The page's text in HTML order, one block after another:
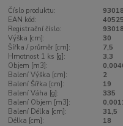
Číslo produktu:
93018
EAN kód:
Registrační číslo:
93018
Výška [cm]:
30
Šířka / průměr [cm]:
7,5
Hmotnost 1 ks [g]:
3,3
Objem [m3]:
Balení Výška [cm]:
2
Balení Šířka [cm]:
19
Balení Váha [g]:
335
Balení Objem [m3]:
Balení Délka [cm]:
31,5
Délka [cm]:
18